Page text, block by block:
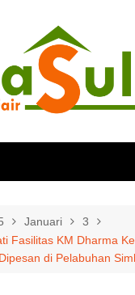
Januari
3
Fasilitas KM Dharma
di Pelabuhan